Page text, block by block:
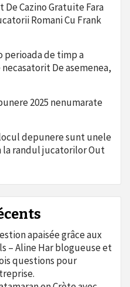
Cazino Gratuite Fara
Romani Cu Frank
perioada de timp a
De asemenea,
2025 nenumarate
depunere sunt unele
randul jucatorilor Out
apaisée grâce aux
– Aline Har blogueuse et
questions pour